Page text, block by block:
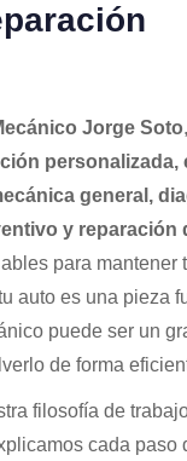
Jorge Soto
personalizada,
general,
y reparación
para mantener
auto es una pieza
puede ser un
de forma
filosofía de
cada paso